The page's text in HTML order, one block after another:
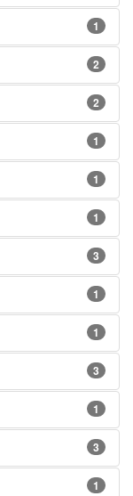
1
2
2
1
1
1
3
1
1
3
1
3
1